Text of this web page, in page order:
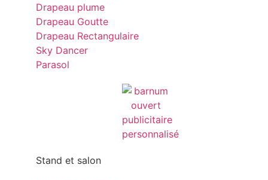
Drapeau plume
Drapeau Goutte
Drapeau Rectangulaire
Sky Dancer
Parasol
Stand et salon